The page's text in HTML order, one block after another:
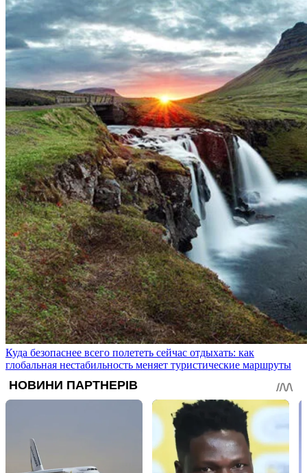
Куда безопаснее всего полететь сейчас отдыхать: как
глобальная нестабильность меняет туристические маршруты